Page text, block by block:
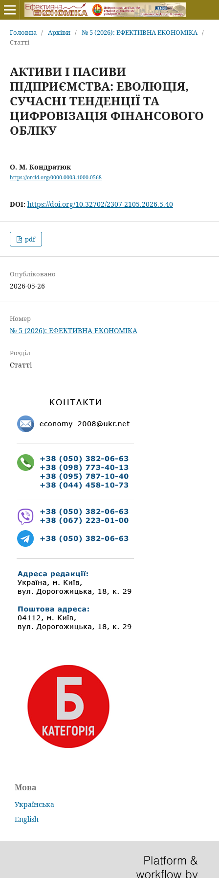
Головна / Архіви / № 5 (2026): ЕФЕКТИВНА ЕКОНОМІКА /
Статті
АКТИВИ І ПАСИВИ
ПІДПРИЄМСТВА: ЕВОЛЮЦІЯ,
СУЧАСНІ ТЕНДЕНЦІЇ ТА
ЦИФРОВІЗАЦІЯ ФІНАНСОВОГО
ОБЛІКУ
О. М. Кондратюк
https://orcid.org/0000-0003-1000-0568
DOI: https://doi.org/10.32702/2307-2105.2026.5.40
pdf
Опубліковано
2026-05-26
Номер
№ 5 (2026): ЕФЕКТИВНА ЕКОНОМІКА
Розділ
Статті
Мова
Українська
English